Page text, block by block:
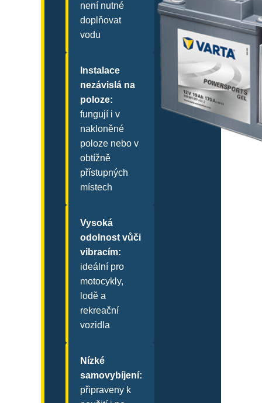
není nutné
doplňovat
vodu
Instalace
nezávislá na
poloze:
fungují i v
nakloněné
poloze nebo v
obtížně
přístupných
místech
Vysoká
odolnost vůči
vibracím:
ideální pro
motocykly,
lodě a
rekreační
vozidla
Nízké
samovybíjení:
připraveny k